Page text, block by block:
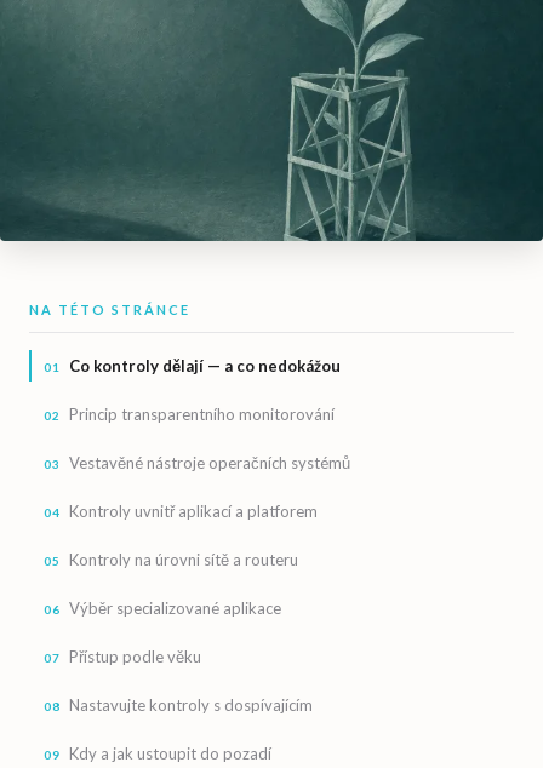
NA TÉTO STRÁNCE
Co kontroly dělají — a co nedokážou
Princip transparentního monitorování
Vestavěné nástroje operačních systémů
Kontroly uvnitř aplikací a platforem
Kontroly na úrovni sítě a routeru
Výběr specializované aplikace
Přístup podle věku
Nastavujte kontroly s dospívajícím
Kdy a jak ustoupit do pozadí